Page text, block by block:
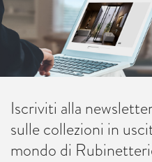
Iscriviti alla
sulle collezioni in
mondo di